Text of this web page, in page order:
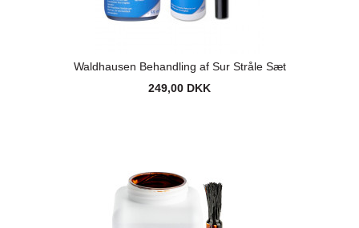
Waldhausen Behandling af Sur Stråle Sæt
249,00 DKK